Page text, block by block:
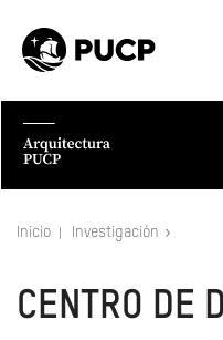
Inicio Investigación
CENTRO DE